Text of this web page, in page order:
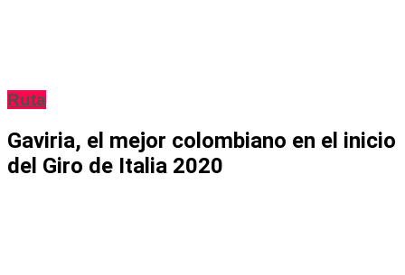
Ruta
Gaviria, el mejor colombiano en el inicio
del Giro de Italia 2020